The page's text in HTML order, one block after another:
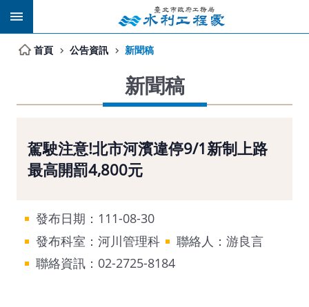
跳到主要內容區塊
首頁 公告資訊 新聞稿
新聞稿
駕駛注意!北市河濱違停9/1新制上路
最高開罰4,800元
發布日期：111-08-30
發布科室：河川管理科
聯絡人：游良言
聯絡資訊：02-2725-8184